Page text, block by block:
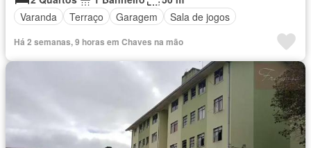
Varanda
Terraço Garagem Sala de jogos
Há 2 semanas, 9 horas em Chaves na mão